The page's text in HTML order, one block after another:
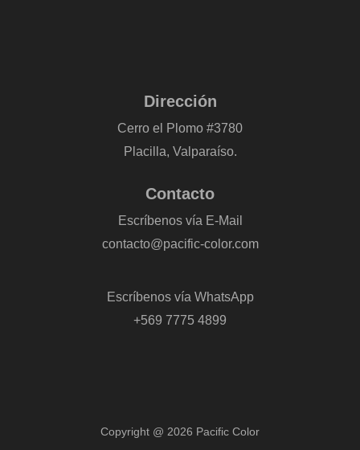
Dirección
Cerro el Plomo #3780
Placilla, Valparaíso.
Contacto
Escríbenos vía E-Mail
contacto@pacific-color.com
Escríbenos vía WhatsApp
+569 7775 4899
Copyright @ 2026 Pacific Color